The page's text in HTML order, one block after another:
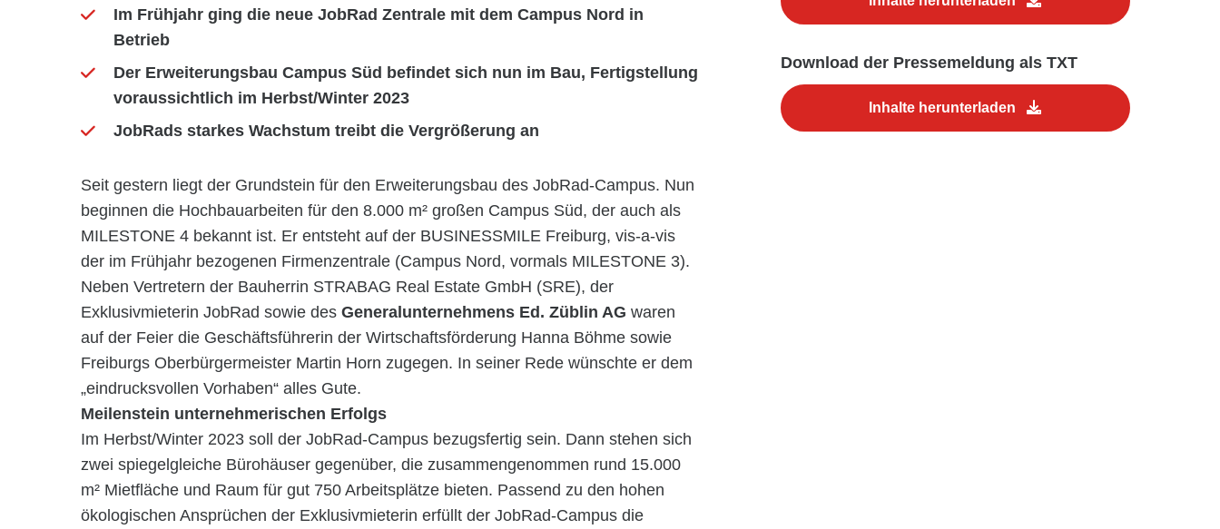
Im Frühjahr ging die neue JobRad Zentrale mit dem Campus Nord in
Betrieb
Der Erweiterungsbau Campus Süd befindet sich nun im Bau, Fertigstellung
voraussichtlich im Herbst/Winter 2023
JobRads starkes Wachstum treibt die Vergrößerung an
Seit gestern liegt der Grundstein für den Erweiterungsbau des JobRad-Campus. Nun
beginnen die Hochbauarbeiten für den 8.000 m² großen Campus Süd, der auch als
MILESTONE 4 bekannt ist. Er entsteht auf der BUSINESSMILE Freiburg, vis-a-vis
der im Frühjahr bezogenen Firmenzentrale (Campus Nord, vormals MILESTONE 3).
Neben Vertretern der Bauherrin STRABAG Real Estate GmbH (SRE), der
Exklusivmieterin JobRad sowie des Generalunternehmens Ed. Züblin AG waren
auf der Feier die Geschäftsführerin der Wirtschaftsförderung Hanna Böhme sowie
Freiburgs Oberbürgermeister Martin Horn zugegen. In seiner Rede wünschte er dem
„eindrucksvollen Vorhaben“ alles Gute.
Meilenstein unternehmerischen Erfolgs
Im Herbst/Winter 2023 soll der JobRad-Campus bezugsfertig sein. Dann stehen sich
zwei spiegelgleiche Bürohäuser gegenüber, die zusammengenommen rund 15.000
m² Mietfläche und Raum für gut 750 Arbeitsplätze bieten. Passend zu den hohen
ökologischen Ansprüchen der Exklusivmieterin erfüllt der JobRad-Campus die
Download der Pressemeldung als TXT
Inhalte herunterladen